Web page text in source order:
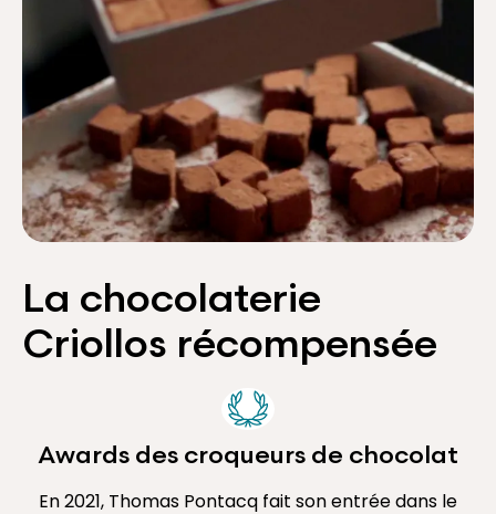
La chocolaterie
Criollos récompensée
Awards des croqueurs de chocolat
En 2021, Thomas Pontacq fait son entrée dans le